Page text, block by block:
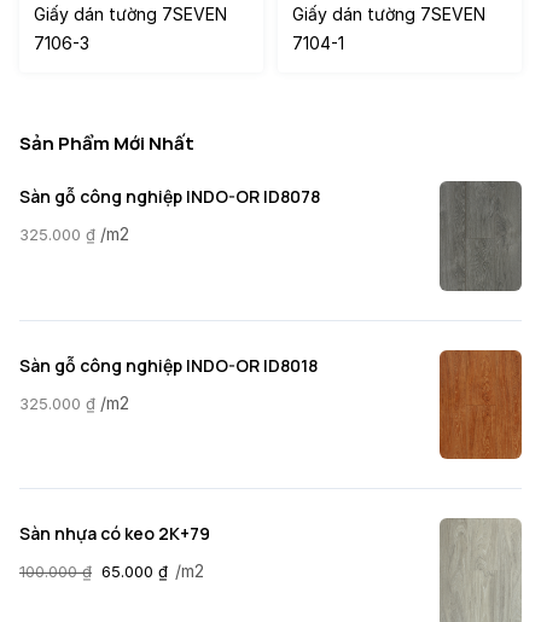
Giấy dán tường 7SEVEN
7106-3
Giấy dán tường 7SEVEN
7104-1
Sản Phẩm Mới Nhất
Sàn gỗ công nghiệp INDO-OR ID8078
325.000 ₫ /m2
Sàn gỗ công nghiệp INDO-OR ID8018
325.000 ₫ /m2
Sàn nhựa có keo 2K+79
100.000₫ 65.000 ₫ /m2